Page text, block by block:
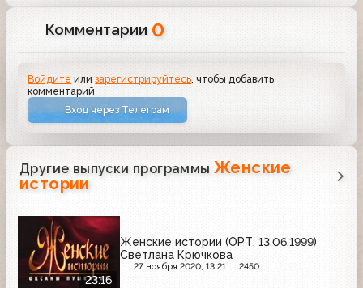
Комментарии 0
Войдите илизарегистрируйтесь, чтобы добавить
комментарий
Вход через Телеграм
Другие выпуски программы Женские
истории
23:16
Женские истории (ОРТ, 13.06.1999)
Светлана Крючкова
27 ноября 2020, 13:21 2450